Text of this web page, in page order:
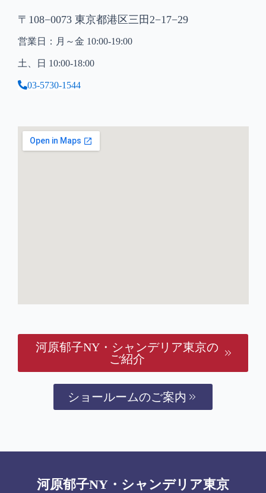
〒108−0073 東京都港区三田2−17−29
営業日：月～金 10:00-19:00
土、日 10:00-18:00
03-5730-1544
河原郁子NY・シャンデリア東京の
ご紹介
ショールームのご案内
河原郁子NY・シャンデリア東京